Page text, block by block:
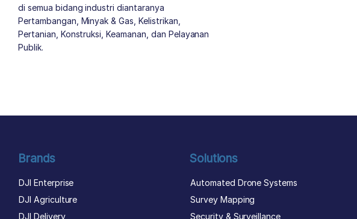
di semua bidang industri diantaranya
Pertambangan, Minyak & Gas, Kelistrikan,
Pertanian, Konstruksi, Keamanan, dan Pelayanan
Publik.
Brands
DJI Enterprise
DJI Agriculture
DJI Delivery
Solutions
Automated Drone Systems
Survey Mapping
Security & Surveillance